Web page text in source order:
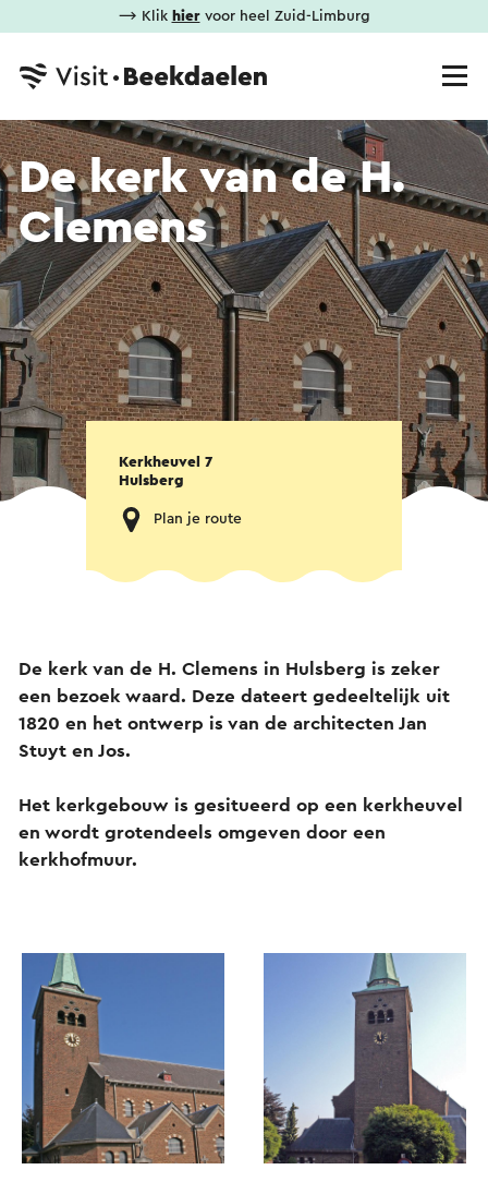
⟶ Klik hiervoor heel Zuid-Limburg
De kerk van de H.
Clemens
Kerkheuvel 7
Hulsberg
Plan je route
De kerk van de H. Clemens in Hulsberg is zeker
een bezoek waard. Deze dateert gedeeltelijk uit
1820 en het ontwerp is van de architecten Jan
Stuyt en Jos.
Het kerkgebouw is gesitueerd op een kerkheuvel
en wordt grotendeels omgeven door een
kerkhofmuur.